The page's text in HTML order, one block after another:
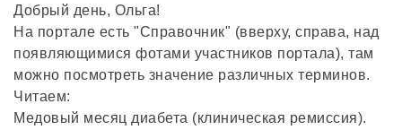
Добрый день, Ольга!
На портале есть "Справочник" (вверху, справа, над
появляющимися фотами участников портала), там
можно посмотреть значение различных терминов.
Читаем:
Медовый месяц диабета (клиническая ремиссия).